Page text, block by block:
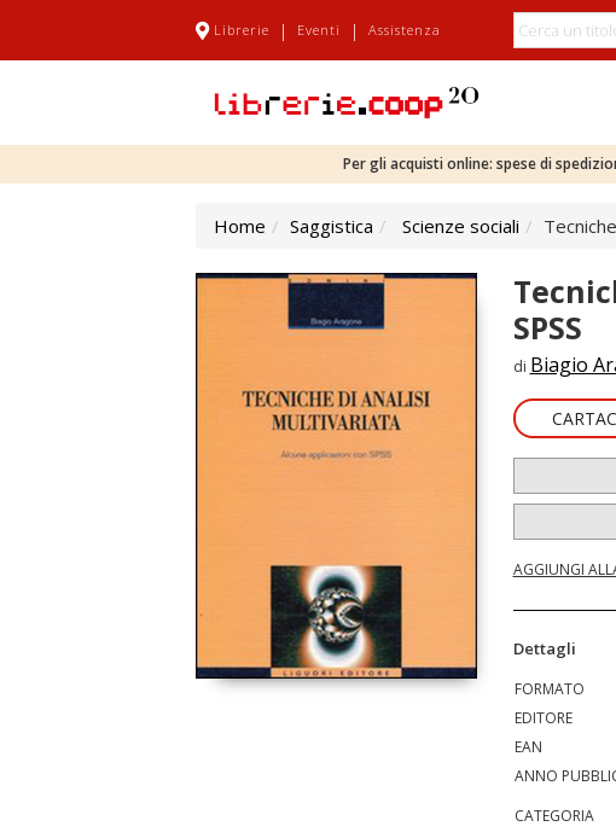
Librerie | Eventi | Assistenza
Per gli acquisti online: spese di
Home Saggistica Scienze sociali
SPSS
di Biagio
AGGIUNGI
Dettagli
FORMATO
EDITORE
EAN
ANNO
CATEGORIA